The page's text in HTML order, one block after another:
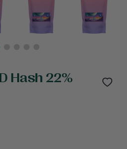
Hash 22%